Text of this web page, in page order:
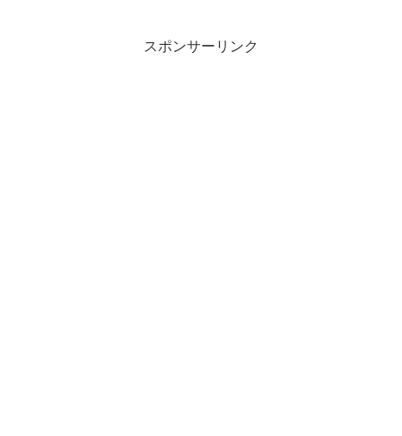
スポンサーリンク